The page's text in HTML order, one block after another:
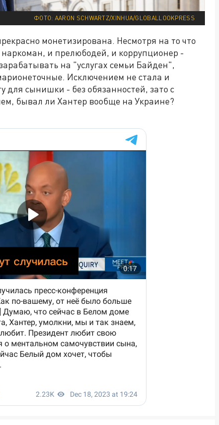
ФОТО: AARON SCHWARTZ/XINHUA/GLOBALLOOKPRESS
монетизирована. Несмотря на то что
и прелюбодей, и коррупционер -
на "услугах семьи Байден",
Исключением не стала и
сынишки - без обязанностей, зато с
бывал ли Хантер вообще на Украине?